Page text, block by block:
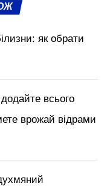
як обрати
всього
врожай відрами